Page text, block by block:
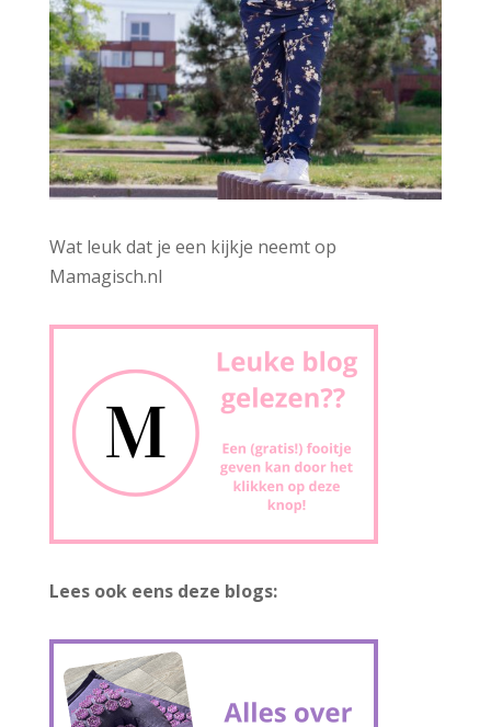
Wat leuk dat je een kijkje neemt op
Mamagisch.nl
Lees ook eens deze blogs: